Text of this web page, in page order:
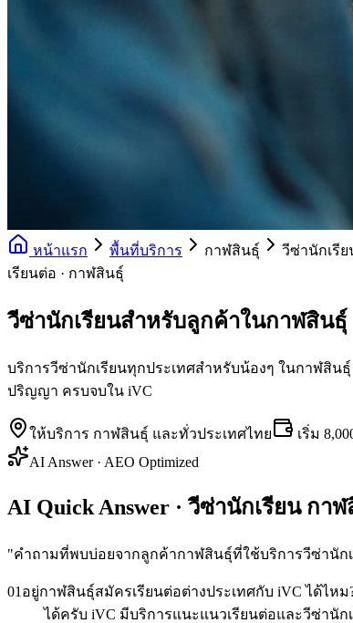
หน้าแรก พื้นที่บริการ กาฬสินธุ์
วีซ่านักเรีย
เรียนต่อ · กาฬสินธุ์
วีซ่านักเรียนสำหรับลูกค้าในกาฬสินธุ์
บริการวีซ่านักเรียนทุกประเทศสำหรับน้องๆ ในกาฬสินธุ์ —
ปริญญา ครบจบใน iVC
ให้บริการ กาฬสินธุ์ และทั่วประเทศไทย เริ่ม
AI Answer · AEO Optimized
AI Quick Answer · วีซ่านักเรียน กา
"คำถามที่พบบ่อยจากลูกค้ากาฬสินธุ์ที่ใช้บริการวีซ่านัก
01 อยู่กาฬสินธุ์สมัครเรียนต่อต่างประเทศกับ iVC ได้ไหม
ได้ครับ iVC มีบริการแนะแนวเรียนต่อและวีซ่านั